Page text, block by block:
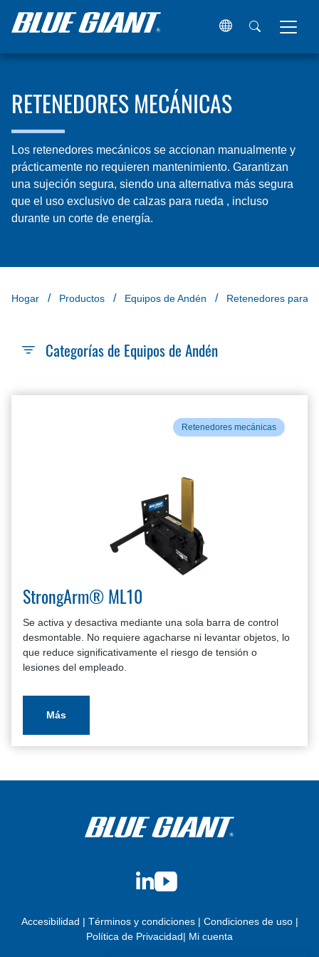
RETENEDORES MECÁNICAS
Los retenedores mecánicos se accionan manualmente y
prácticamente no requieren mantenimiento. Garantizan
una sujeción segura, siendo una alternativa más segura
que el uso exclusivo de calzas para rueda , incluso
durante un corte de energía.
Hogar Productos Equipos de Andén Retenedores para
Categorías de Equipos de Andén
Retenedores mecánicas
StrongArm® ML10
Se activa y desactiva mediante una sola barra de control
desmontable. No requiere agacharse ni levantar objetos, lo
que reduce significativamente el riesgo de tensión o
lesiones del empleado.
Más
LinkedIn
YouTube
Accesibilidad | Términos y condiciones| Condiciones de uso|
Política de Privacidad| Mi cuenta